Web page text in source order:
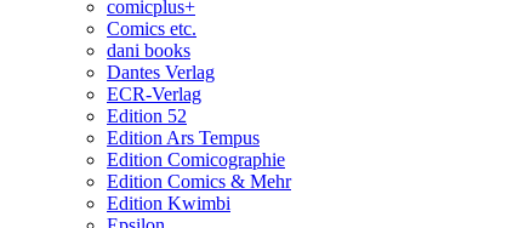
comicplus+
Comics etc.
dani books
Dantes Verlag
ECR-Verlag
Edition 52
Edition Ars Tempus
Edition Comicographie
Edition Comics & Mehr
Edition Kwimbi